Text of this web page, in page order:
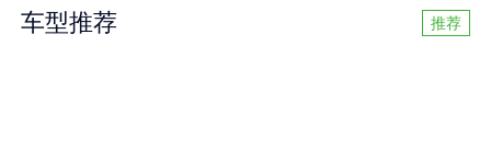
车型推荐 推荐